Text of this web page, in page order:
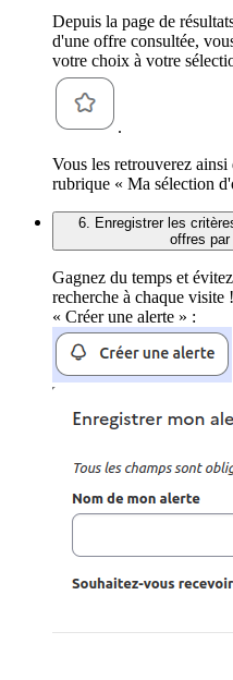
Depuis la page de
d'une offre consultée,
votre choix à votre
.
Vous les retrouverez ainsi
rubrique « Ma sélection
6. Enregistrer les
offres par
Gagnez du temps et
recherche à chaque
« Créer une alerte » :